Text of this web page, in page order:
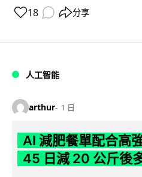
18 分享
人工智能
arthur 1 日
AI 減肥餐單配合高
45 日減 20 公斤後